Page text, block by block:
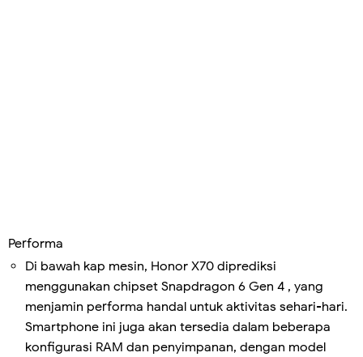
Performa
Di bawah kap mesin, Honor X70 diprediksi
menggunakan chipset Snapdragon 6 Gen 4 , yang
menjamin performa handal untuk aktivitas sehari-hari.
Smartphone ini juga akan tersedia dalam beberapa
konfigurasi RAM dan penyimpanan, dengan model